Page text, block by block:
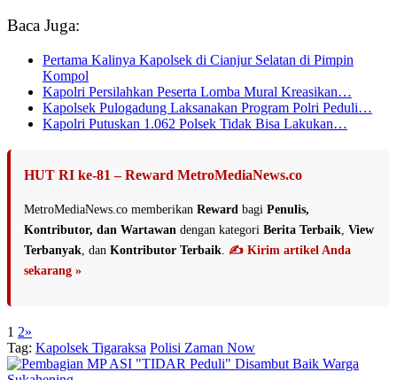
Baca Juga:
Pertama Kalinya Kapolsek di Cianjur Selatan di Pimpin
Kompol
Kapolri Persilahkan Peserta Lomba Mural Kreasikan…
Kapolsek Pulogadung Laksanakan Program Polri Peduli…
Kapolri Putuskan 1.062 Polsek Tidak Bisa Lakukan…
HUT RI ke-81 – Reward MetroMediaNews.co
MetroMediaNews.co memberikan Reward bagi Penulis,
Kontributor, dan Wartawan dengan kategori Berita Terbaik View
Terbanyak , dan Kontributor Terbaik ✍️ Kirim artikel Anda
sekarang »
1 2»
Tag: Kapolsek Tigaraksa Polisi Zaman Now